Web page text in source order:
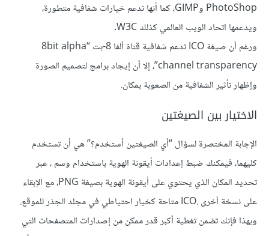
PhotoShop وGIMP، كما أنها تدعم خيارات شفافية متطورة،
ويدعمها اتحاد الويب العالمي كذلك W3C.
ورغم أن صيغة ICO تدعم شفافية قناة ألفا 8-بت “8bit alpha
channel transparency”، إلا أن إيجاد برامج لتصميم الصورة
وإظهار تأثير الشفافية من الصعوبة بمكان.
الاختيار بين الصيغتين
الإجابة المختصرة لسؤال “أي الصيغتين أستخدم؟” هي أن تستخدم
كليهما، فيمكنك ضبط إعدادات أيقونة الهوية باستخدام وسم ، عبر
تحديد المكان الذي يحتوي على أيقونة الهوية بصيغة PNG، مع الإبقاء
على نسخة أخرى .ICO متاحة كخيار احتياطي في مجلد الجذر للموقع.
وبهذا فإنك تضمن تغطية أكبر قدر ممكن من إصدارات المتصفحات التي